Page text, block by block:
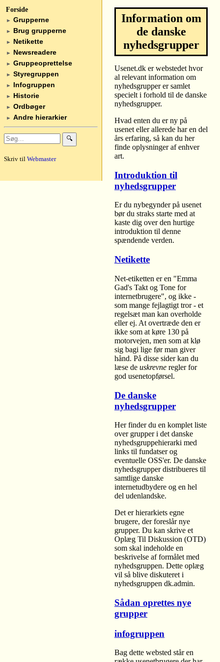
Forside
► Grupperne
► Brug grupperne
► Netikette
► Newsreadere
► Gruppeoprettelse
► Styregruppen
► Infogruppen
► Historie
► Ordbøger
► Andre hierarkier
🔍
Skriv til Webmaster
Information om
de danske
nyhedsgrupper
Usenet.dk er webstedet hvor
al relevant information om
nyhedsgrupper er samlet
specielt i forhold til de danske
nyhedsgrupper.
Hvad enten du er ny på
usenet eller allerede har en del
års erfaring, så kan du her
finde oplysninger af enhver
art.
Introduktion til
nyhedsgrupper
Er du nybegynder på usenet
bør du straks starte med at
kaste dig over den hurtige
introduktion til denne
spændende verden.
Netikette
Net-etiketten er en "Emma
Gad's Takt og Tone for
internetbrugere", og ikke -
som mange fejlagtigt tror - et
regelsæt man kan overholde
eller ej. At overtræde den er
ikke som at køre 130 på
motorvejen, men som at klø
sig bagi lige før man giver
hånd. På disse sider kan du
læse de uskrevne regler for
god usenetopførsel.
De danske
nyhedsgrupper
Her finder du en komplet liste
over grupper i det danske
nyhedsgruppehierarki med
links til fundatser og
eventuelle OSS'er. De danske
nyhedsgrupper distribueres til
samtlige danske
internetudbydere og en hel
del udenlandske.
Det er hierarkiets egne
brugere, der foreslår nye
grupper. Du kan skrive et
Oplæg Til Diskussion (OTD)
som skal indeholde en
beskrivelse af formålet med
nyhedsgruppen. Dette oplæg
vil så blive diskuteret i
nyhedsgruppen dk.admin.
Sådan oprettes nye
grupper
infogruppen
Bag dette websted står en